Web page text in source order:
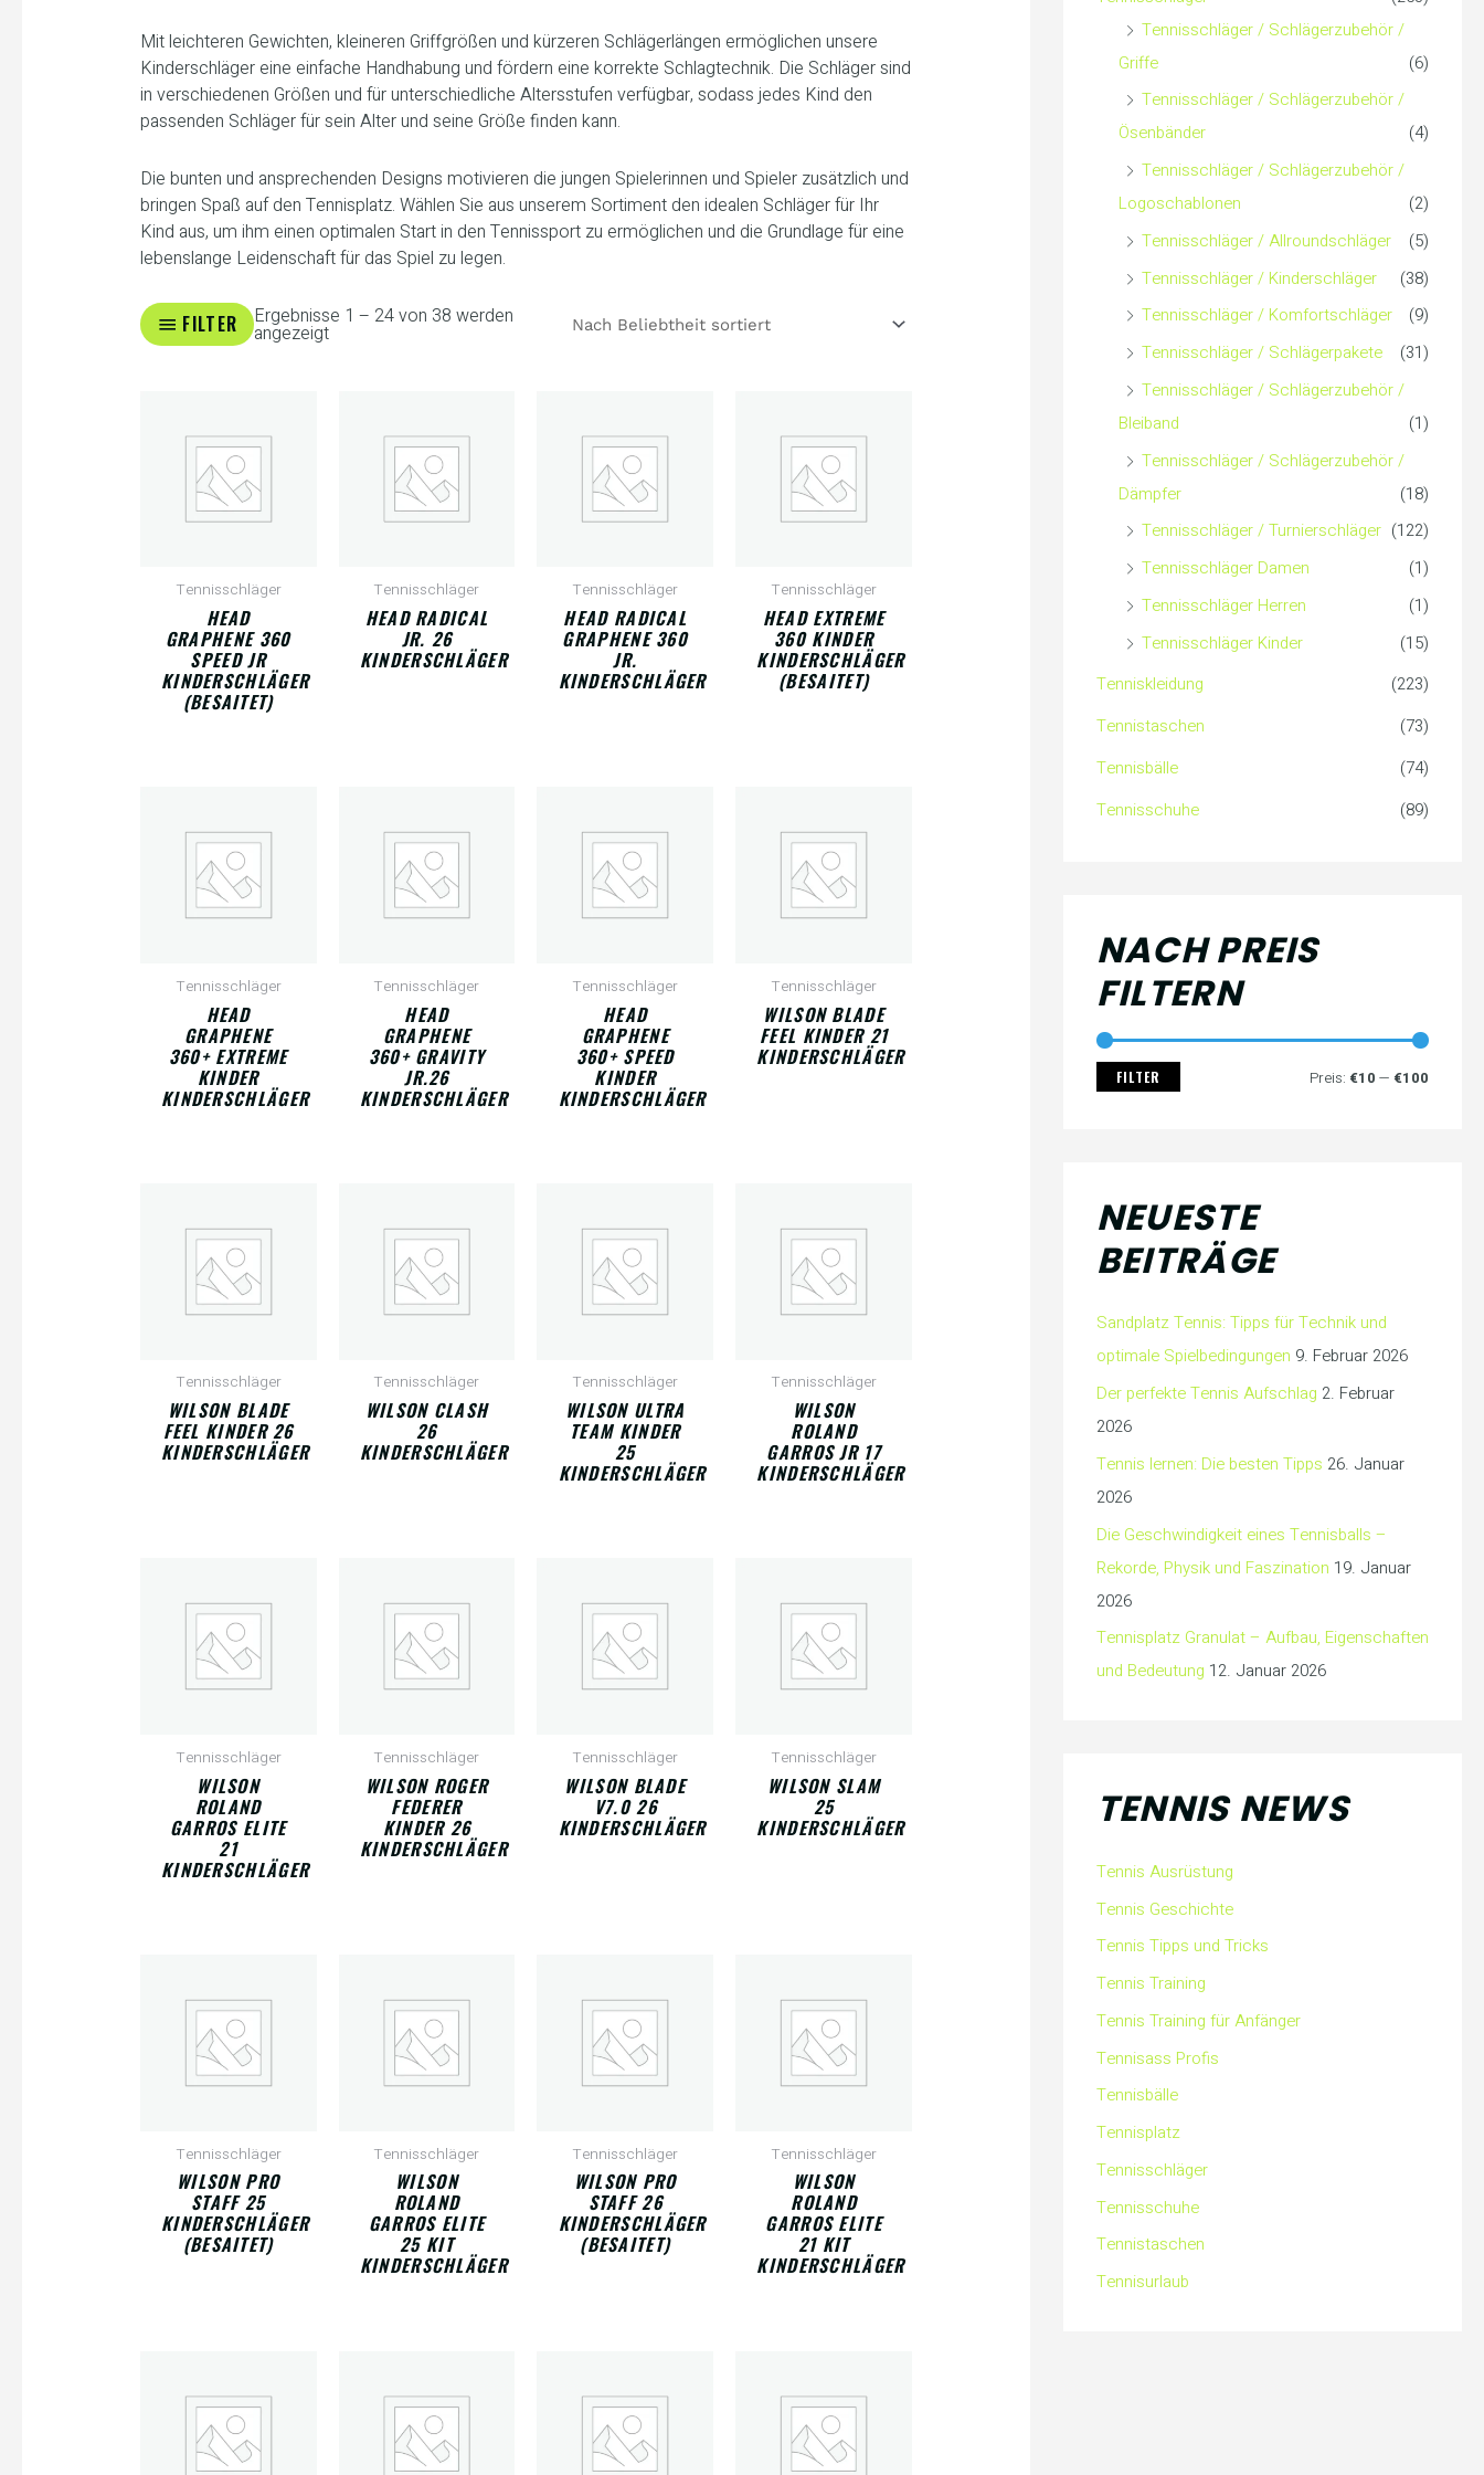
Mit leichteren Gewichten, kleineren Griffgrößen und kürzeren Schlägerlängen ermöglichen unsere
Kinderschläger eine einfache Handhabung und fördern eine korrekte Schlagtechnik. Die Schläger sind
in verschiedenen Größen und für unterschiedliche Altersstufen verfügbar, sodass jedes Kind den
passenden Schläger für sein Alter und seine Größe finden kann.
Die bunten und ansprechenden Designs motivieren die jungen Spielerinnen und Spieler zusätzlich und
bringen Spaß auf den Tennisplatz. Wählen Sie aus unserem Sortiment den idealen Schläger für Ihr
Kind aus, um ihm einen optimalen Start in den Tennissport zu ermöglichen und die Grundlage für eine
lebenslange Leidenschaft für das Spiel zu legen.
FILTER Ergebnisse 1 – 24 von 38 werden
angezeigt
Tennisschläger
HEAD
GRAPHENE 360
SPEED JR
KINDERSCHLÄGER
(BESAITET)
Tennisschläger
HEAD RADICAL
JR. 26
KINDERSCHLÄGER
Tennisschläger
HEAD RADICAL
GRAPHENE 360
JR.
KINDERSCHLÄGER
Tennisschläger
HEAD EXTREME
360 KINDER
KINDERSCHLÄGER
(BESAITET)
Tennisschläger
HEAD
GRAPHENE
360+ EXTREME
KINDER
KINDERSCHLÄGER
Tennisschläger
HEAD
GRAPHENE
360+ GRAVITY
JR.26
KINDERSCHLÄGER
Tennisschläger
HEAD
GRAPHENE
360+ SPEED
KINDER
KINDERSCHLÄGER
Tennisschläger
WILSON BLADE
FEEL KINDER 21
KINDERSCHLÄGER
Tennisschläger
WILSON BLADE
FEEL KINDER 26
KINDERSCHLÄGER
Tennisschläger
WILSON CLASH
26
KINDERSCHLÄGER
Tennisschläger
WILSON ULTRA
TEAM KINDER
25
KINDERSCHLÄGER
Tennisschläger
WILSON
ROLAND
GARROS JR 17
KINDERSCHLÄGER
Tennisschläger
WILSON
ROLAND
GARROS ELITE
21
KINDERSCHLÄGER
Tennisschläger
WILSON ROGER
FEDERER
KINDER 26
KINDERSCHLÄGER
Tennisschläger
WILSON BLADE
V7.0 26
KINDERSCHLÄGER
Tennisschläger
WILSON SLAM
25
KINDERSCHLÄGER
Tennisschläger
WILSON PRO
STAFF 25
KINDERSCHLÄGER
(BESAITET)
Tennisschläger
WILSON
ROLAND
GARROS ELITE
25 KIT
KINDERSCHLÄGER
Tennisschläger
WILSON PRO
STAFF 26
KINDERSCHLÄGER
(BESAITET)
Tennisschläger
WILSON
ROLAND
GARROS ELITE
21 KIT
KINDERSCHLÄGER
Tennisschläger / Schlägerzubehör /
Griffe
(6)
Tennisschläger / Schlägerzubehör /
Ösenbänder
(4)
Tennisschläger / Schlägerzubehör /
Logoschablonen
(2)
Tennisschläger / Allroundschläger
(5)
Tennisschläger / Kinderschläger
(38)
Tennisschläger / Komfortschläger
(9)
Tennisschläger / Schlägerpakete
(31)
Tennisschläger / Schlägerzubehör /
Bleiband
(1)
Tennisschläger / Schlägerzubehör /
Dämpfer
(18)
Tennisschläger / Turnierschläger (122)
Tennisschläger Damen
(1)
Tennisschläger Herren
(1)
Tennisschläger Kinder
(15)
Tenniskleidung
(223)
Tennistaschen
(73)
Tennisbälle
(74)
Tennisschuhe
(89)
NACH PREIS
FILTERN
FILTER Preis: €10 — €100
NEUESTE
BEITRÄGE
Sandplatz Tennis: Tipps für Technik und
optimale Spielbedingungen 9. Februar 2026
Der perfekte Tennis Aufschlag 2. Februar
2026
Tennis lernen: Die besten Tipps 26. Januar
2026
Die Geschwindigkeit eines Tennisballs –
Rekorde, Physik und Faszination 19. Januar
2026
Tennisplatz Granulat – Aufbau, Eigenschaften
und Bedeutung 12. Januar 2026
TENNIS NEWS
Tennis Ausrüstung
Tennis Geschichte
Tennis Tipps und Tricks
Tennis Training
Tennis Training für Anfänger
Tennisass Profis
Tennisbälle
Tennisplatz
Tennisschläger
Tennisschuhe
Tennistaschen
Tennisurlaub